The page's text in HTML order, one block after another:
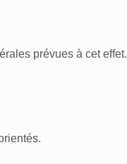
prévues à cet effet.